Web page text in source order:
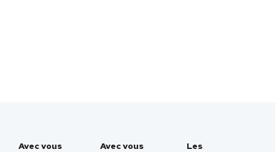
Avec vous
Avec vous
Les